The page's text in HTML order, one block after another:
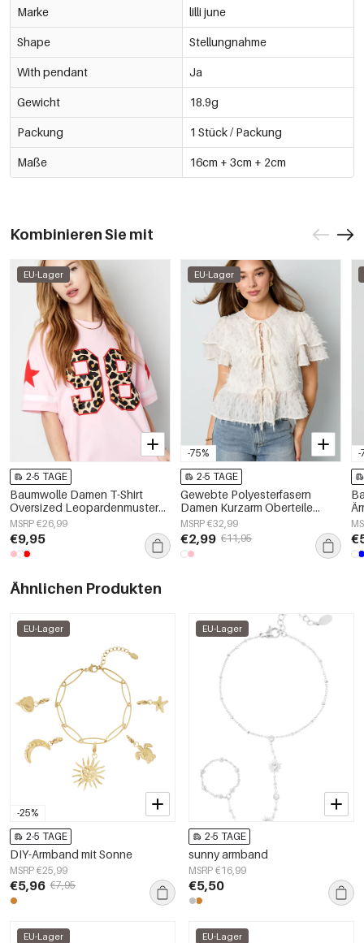
Marke lilli june
Shape Stellungnahme
With pendant Ja
Gewicht 18.9g
Packung 1 Stück / Packung
Maße 16cm + 3cm + 2cm
Kombinieren Sie mit
EU-Lager
2-5 TAGE
Baumwolle Damen T-Shirt
Oversized Leopardenmuster
Zahl 98
MSRP €26,99
€9,95
-75%
EU-Lager
2-5 TAGE
Gewebte Polyesterfasern
Damen Kurzarm Oberteile
Elegantes Bindung Einfarbig
MSRP €32,99
€2,99 €11,95
-
Ähnlichen Produkten
-25%
EU-Lager
2-5 TAGE
DIY-Armband mit Sonne
MSRP €25,99
€5,96 €7,95
EU-Lager
2-5 TAGE
sunny armband
MSRP €16,99
€5,50
EU-Lager EU-Lager